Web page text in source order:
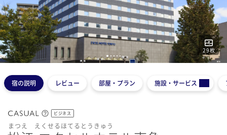
29枚
1 2 3 4 5
宿の説明 レビュー 部屋・プラン 施設・サービス
ビジネス
まつえ えくせるほてるとうきゅう